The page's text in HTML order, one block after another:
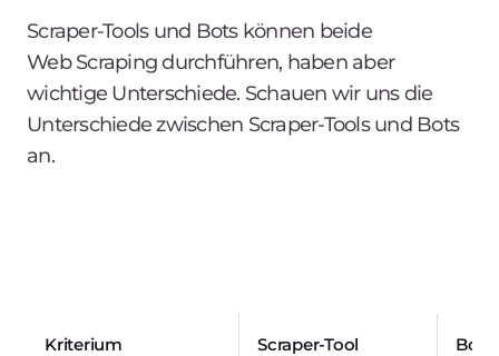
Scraper-Tools und Bots können beide
Web Scraping durchführen, haben aber
wichtige Unterschiede. Schauen wir uns die
Unterschiede zwischen Scraper-Tools und Bots
an.
Kriterium Scraper-Tool Bot